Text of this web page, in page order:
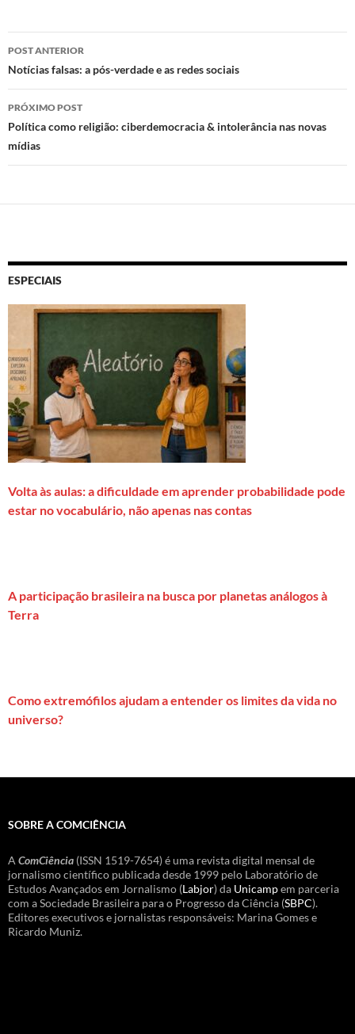
Navegação
de
posts
POST ANTERIOR
Notícias falsas: a pós-verdade e as redes sociais
PRÓXIMO POST
Política como religião: ciberdemocracia & intolerância nas novas
mídias
ESPECIAIS
Volta às aulas: a dificuldade em aprender probabilidade pode
estar no vocabulário, não apenas nas contas
A participação brasileira na busca por planetas análogos à
Terra
Como extremófilos ajudam a entender os limites da vida no
universo?
SOBRE A COMCIÊNCIA
A ComCiência (ISSN 1519-7654) é uma revista digital mensal de
jornalismo científico publicada desde 1999 pelo Laboratório de
Estudos Avançados em Jornalismo (Labjor) da Unicampem parceria
com a Sociedade Brasileira para o Progresso da Ciência (SBPC).
Editores executivos e jornalistas responsáveis: Marina Gomes e
Ricardo Muniz.